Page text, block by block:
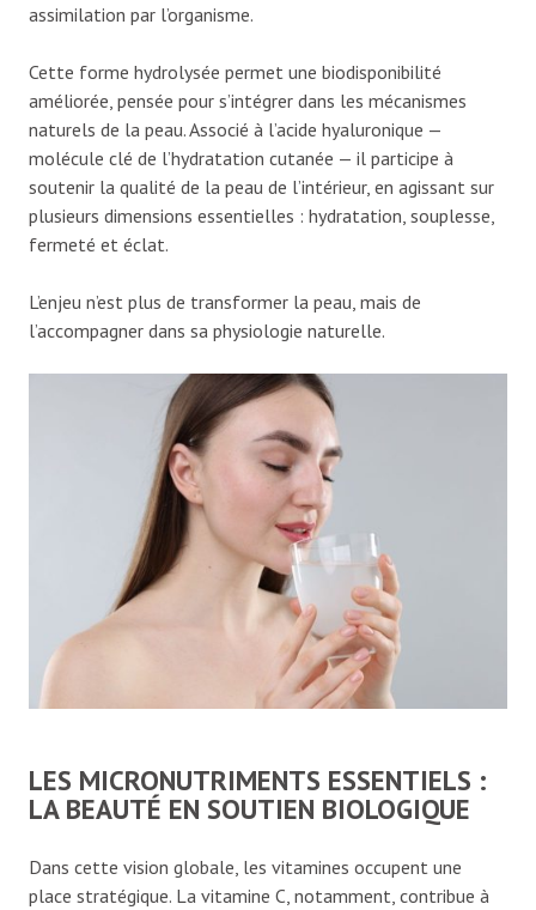
assimilation par l’organisme.
Cette forme hydrolysée permet une biodisponibilité
améliorée, pensée pour s’intégrer dans les mécanismes
naturels de la peau. Associé à l’acide hyaluronique —
molécule clé de l’hydratation cutanée — il participe à
soutenir la qualité de la peau de l’intérieur, en agissant sur
plusieurs dimensions essentielles : hydratation, souplesse,
fermeté et éclat.
L’enjeu n’est plus de transformer la peau, mais de
l’accompagner dans sa physiologie naturelle.
LES MICRONUTRIMENTS ESSENTIELS :
LA BEAUTÉ EN SOUTIEN BIOLOGIQUE
Dans cette vision globale, les vitamines occupent une
place stratégique. La vitamine C, notamment, contribue à